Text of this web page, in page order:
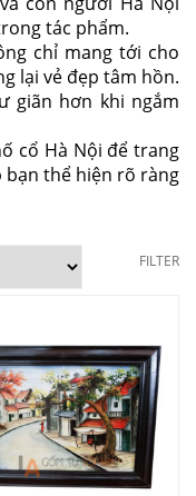
tác phẩm.
chỉ mang tới cho
lại vẻ đẹp tâm hồn.
giãn hơn khi ngắm
cổ Hà Nội để trang
bạn thể hiện rõ ràng
FILTER